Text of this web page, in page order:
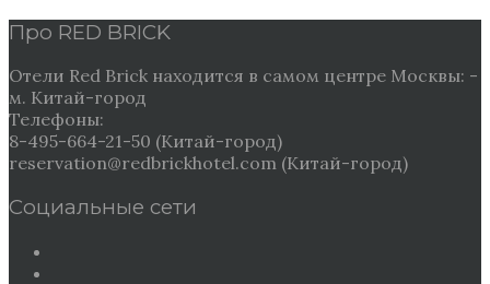
Про RED BRICK
Отели Red Brick находится в самом центре Москвы: -
м. Китай-город
Телефоны:
8-495-664-21-50 (Китай-город)
reservation@redbrickhotel.com (Китай-город)
Социальные сети